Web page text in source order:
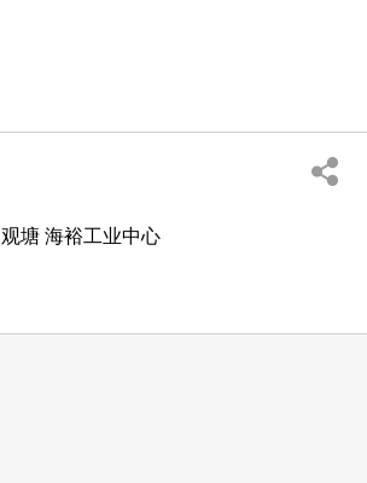
观塘 海裕工业中心